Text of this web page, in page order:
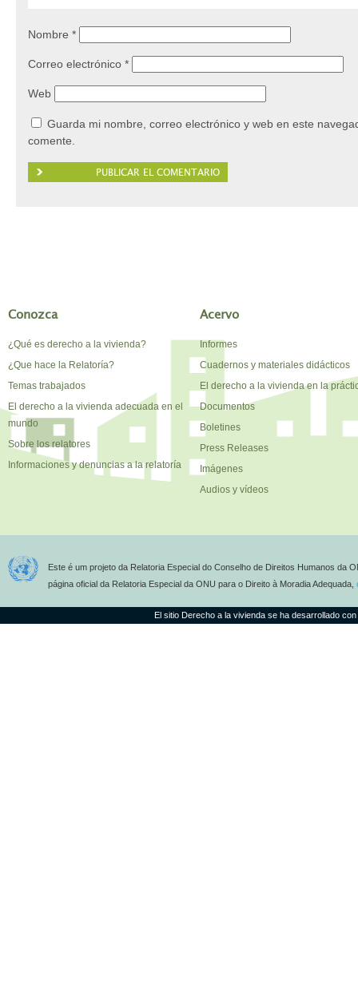
Nombre *
Correo electrónico *
Web
Guarda mi nombre, correo electrónico y web en este
comente.
Conozca
¿Qué es derecho a la vivienda?
¿Que hace la Relatoría?
Temas trabajados
El derecho a la vivienda adecuada en el
mundo
Sobre los relatores
Informaciones y denuncias a la relatoría
Acervo
Informes
Cuadernos y materiales didácticos
El derecho a la vivienda en la
Documentos
Boletines
Press Releases
Imágenes
Audios y vídeos
Este é um projeto da Relatoria Especial do Conselho de Direitos Humanos da
página oficial da Relatoria Especial da ONU para o Direito à Moradia Adequada,
El sitio Derecho a la vivienda se ha desarrollado